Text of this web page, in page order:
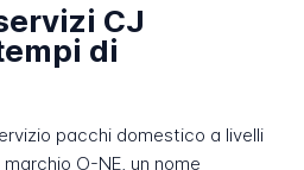
CJ
di
pacchi domestico a livelli
O-NE, un nome